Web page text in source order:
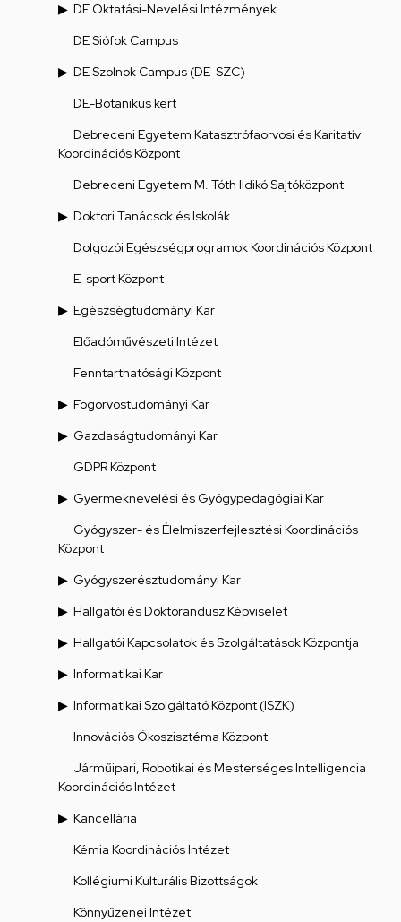
DE Oktatási-Nevelési Intézmények
DE Siófok Campus
DE Szolnok Campus (DE-SZC)
DE-Botanikus kert
Debreceni Egyetem Katasztrófaorvosi és Karitatív
Koordinációs Központ
Debreceni Egyetem M. Tóth Ildikó Sajtóközpont
Doktori Tanácsok és Iskolák
Dolgozói Egészségprogramok Koordinációs Központ
E-sport Központ
Egészségtudományi Kar
Előadóművészeti Intézet
Fenntarthatósági Központ
Fogorvostudományi Kar
Gazdaságtudományi Kar
GDPR Központ
Gyermeknevelési és Gyógypedagógiai Kar
Gyógyszer- és Élelmiszerfejlesztési Koordinációs
Központ
Gyógyszerésztudományi Kar
Hallgatói és Doktorandusz Képviselet
Hallgatói Kapcsolatok és Szolgáltatások Központja
Informatikai Kar
Informatikai Szolgáltató Központ (ISZK)
Innovációs Ökoszisztéma Központ
Járműipari, Robotikai és Mesterséges Intelligencia
Koordinációs Intézet
Kancellária
Kémia Koordinációs Intézet
Kollégiumi Kulturális Bizottságok
Könnyűzenei Intézet